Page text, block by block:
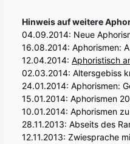
Hinweis auf weitere
04.09.2014: Neue
16.08.2014: Aphorismen:
12.04.2014: Aphoristisch
02.03.2014: Altersgebiss
24.01.2014: Aphorismen:
15.01.2014: Aphorismen
10.01.2014: Aphorismen
28.11.2013: Abseits des
12.11.2013: Zwiesprache